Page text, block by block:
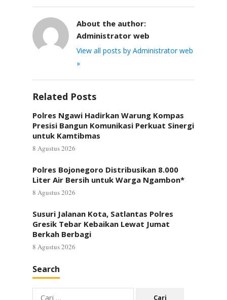
About the author:
Administrator web
View all posts by Administrator web
»
Related Posts
Polres Ngawi Hadirkan Warung Kompas
Presisi Bangun Komunikasi Perkuat Sinergi
untuk Kamtibmas
8 Agustus 2026
Polres Bojonegoro Distribusikan 8.000
Liter Air Bersih untuk Warga Ngambon*
8 Agustus 2026
Susuri Jalanan Kota, Satlantas Polres
Gresik Tebar Kebaikan Lewat Jumat
Berkah Berbagi
8 Agustus 2026
Search
Cari